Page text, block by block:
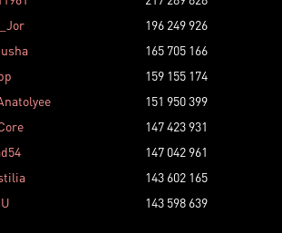
196 249 926
165 705 166
159 155 174
151 950 399
147 423 931
147 042 961
143 602 165
143 598 639